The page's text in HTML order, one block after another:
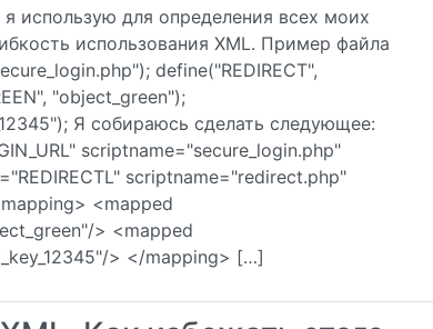
использую для определения всех моих
использования XML. Пример файла
define("REDIRECT",
"object_green");
Я собираюсь сделать следующее:
scriptname="secure_login.php"
scriptname="redirect.php"
<mapped
> <mapped
> </mapping> […]